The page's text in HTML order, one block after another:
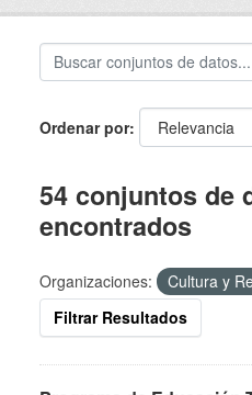
Ordenar por
54 conjuntos de
encontrados
Organizaciones:
Cultura y
Filtrar Resultados